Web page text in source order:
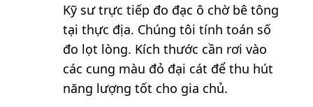
Kỹ sư trực tiếp đo đạc ô chờ bê tông
tại thực địa. Chúng tôi tính toán số
đo lọt lòng. Kích thước cần rơi vào
các cung màu đỏ đại cát để thu hút
năng lượng tốt cho gia chủ.